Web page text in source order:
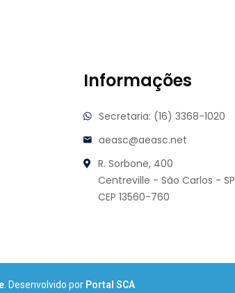
Informações
Secretaria: (16) 3368-1020
aeasc@aeasc.net
R. Sorbone, 400
Centreville - São Carlos - SP
CEP 13560-760
. Desenvolvido por Portal SCA